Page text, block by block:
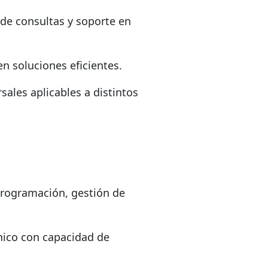
consultas y soporte en
soluciones eficientes.
aplicables a distintos
gestión de
con capacidad de